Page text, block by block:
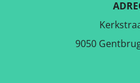
9050